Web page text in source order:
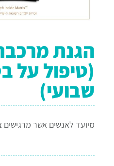
הגנת
(טיפול על
שבועי)
מיועד לאנשים אשר מרגישים